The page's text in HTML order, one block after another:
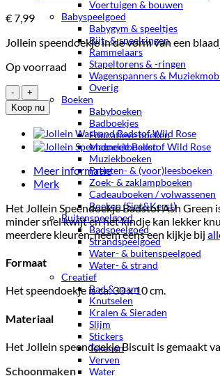
Voertuigen & bouwen
Babyspeelgoed
Babygym & speeltjes
Bijt- & speelringen
Rammelaars
Stapeltorens & -ringen
Wagenspanners &
Overig
Boeken
Babyboeken
Badboekjes
Educatieve boeken
Magneetboeken
Muziekboeken
Prenten- & (voor)leesboeken
Zoek- & zaklampboeken
Cadeauboeken / volwassenen
Boeken (Sint&Kerst)
Buitenspeelgoed
Badspeelgoed
Strandspeelgoed
Water- & buitenspeelgoed
Water- & strand
Creatief
Bad & raam
Knutselen
Kralen & Sieraden
Slijm
Stickers
Tekenen
Verven
Water
€7,99
Jollein speendoekje in de vorm van een
Op voorraad
Jollein
Speendoekje
Badstof
Ash
Green
aantal
Koop nu
Meer informatie
Merk
Het Jollein Speendoekje Badstof Ash Green
minder snel kwijt en het kindje kan lekker
meerdere kleuren, neem eens een kijkje bij
Formaat
Het speendoekje is ca. 30 x 10 cm.
Materiaal
Het Jollein speendoekje Biscuit is gemaakt
Schoonmaken